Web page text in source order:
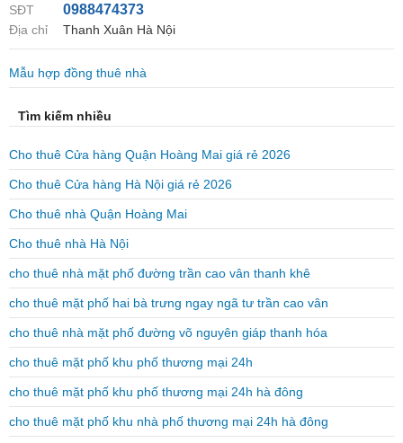
SĐT
0988474373
Địa chỉ Thanh Xuân Hà Nội
Mẫu hợp đồng thuê nhà
Tìm kiếm nhiều
Cho thuê Cửa hàng Quận Hoàng Mai giá rẻ 2026
Cho thuê Cửa hàng Hà Nội giá rẻ 2026
Cho thuê nhà Quận Hoàng Mai
Cho thuê nhà Hà Nội
cho thuê nhà mặt phố đường trần cao vân thanh khê
cho thuê mặt phố hai bà trưng ngay ngã tư trần cao vân
cho thuê nhà mặt phố đường võ nguyên giáp thanh hóa
cho thuê mặt phố khu phố thương mại 24h
cho thuê mặt phố khu phố thương mại 24h hà đông
cho thuê mặt phố khu nhà phố thương mại 24h hà đông